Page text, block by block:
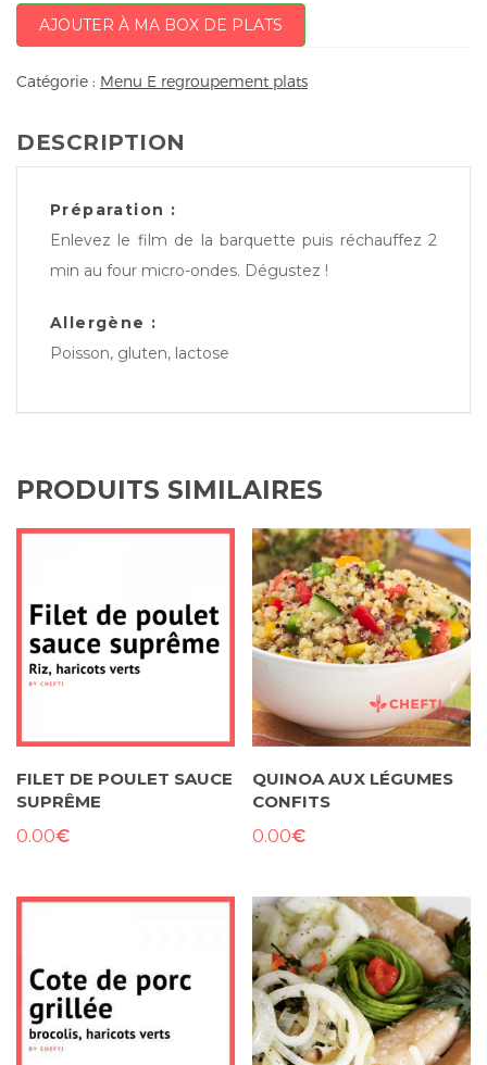
AJOUTER À MA BOX DE PLATS
Catégorie : Menu E regroupement plats
DESCRIPTION
Préparation :
Enlevez le film de la barquette puis réchauffez 2
min au four micro-ondes. Dégustez !
Allergène :
Poisson, gluten, lactose
PRODUITS SIMILAIRES
FILET DE POULET SAUCE
SUPRÊME
0.00€
QUINOA AUX LÉGUMES
CONFITS
0.00€